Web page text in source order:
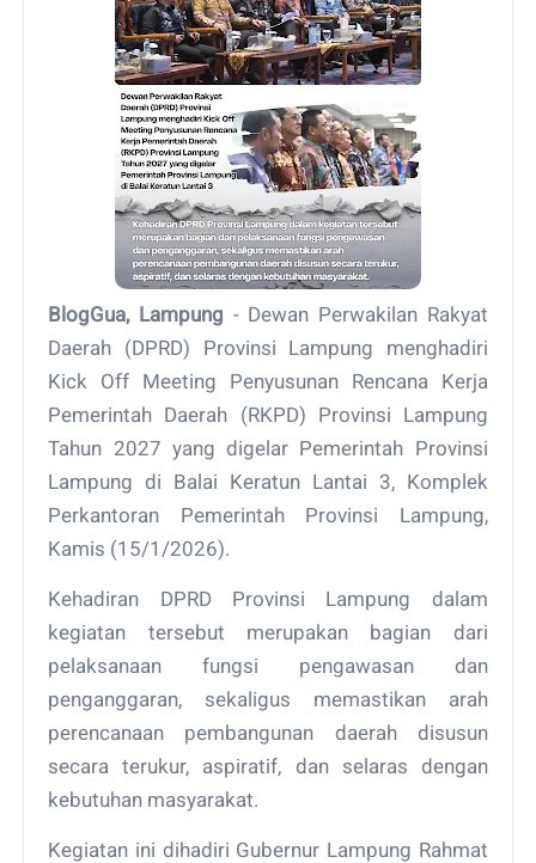
BlogGua, Lampung - Dewan Perwakilan Rakyat
Daerah (DPRD) Provinsi Lampung menghadiri
Kick Off Meeting Penyusunan Rencana Kerja
Pemerintah Daerah (RKPD) Provinsi Lampung
Tahun 2027 yang digelar Pemerintah Provinsi
Lampung di Balai Keratun Lantai 3, Komplek
Perkantoran Pemerintah Provinsi Lampung,
Kamis (15/1/2026).
Kehadiran DPRD Provinsi Lampung dalam
kegiatan tersebut merupakan bagian dari
pelaksanaan fungsi pengawasan dan
penganggaran, sekaligus memastikan arah
perencanaan pembangunan daerah disusun
secara terukur, aspiratif, dan selaras dengan
kebutuhan masyarakat.
Kegiatan ini dihadiri Gubernur Lampung Rahmat